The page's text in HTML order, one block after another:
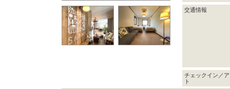
交通情報
チェックイン／
ト